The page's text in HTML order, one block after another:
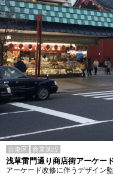
台東区 商業施設
浅草雷門通り商店街アーケー
アーケード改修に伴うデザイン